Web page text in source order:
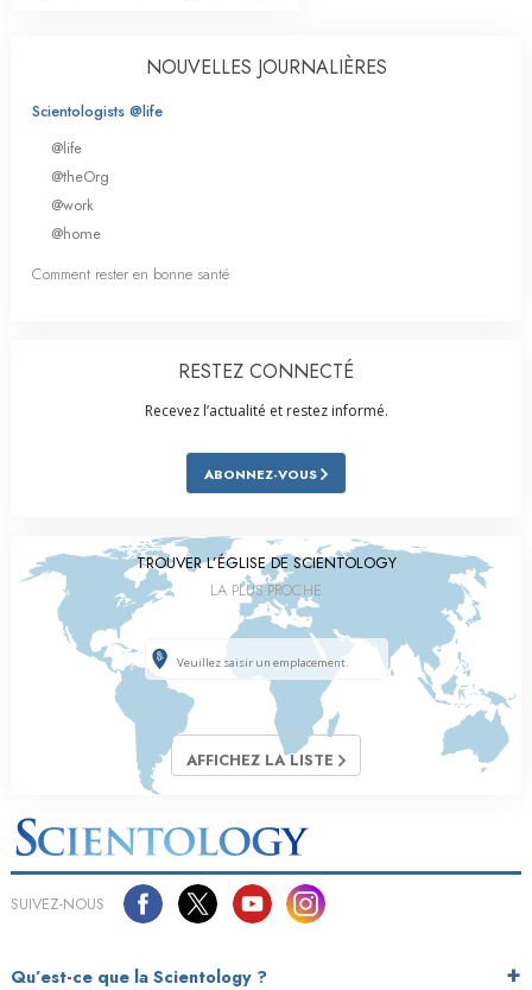
NOUVELLES JOURNALIÈRES
Scientologists @life
@life
@theOrg
@work
@home
Comment rester en bonne santé
RESTEZ CONNECTÉ
Recevez l’actualité et restez informé.
ABONNEZ-VOUS
TROUVER L’ÉGLISE DE SCIENTOLOGY
LA PLUS PROCHE
AFFICHEZ LA LISTE
SUIVEZ-NOUS
Qu’est-ce que la Scientology ?